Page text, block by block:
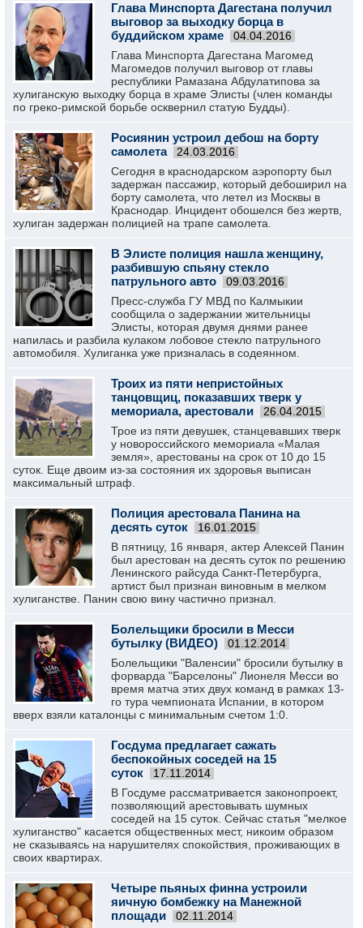
Глава Минспорта Дагестана получил
выговор за выходку борца в
буддийском храме
04.04.2016
Глава Минспорта Дагестана Магомед
Магомедов получил выговор от главы
республики Рамазана Абдулатипова за
хулиганскую выходку борца в храме Элисты (член команды
по греко-римской борьбе осквернил статую Будды).
Росиянин устроил дебош на борту
самолета
24.03.2016
Сегодня в краснодарском аэропорту был
задержан пассажир, который дебоширил на
борту самолета, что летел из Москвы в
Краснодар. Инцидент обошелся без жертв,
хулиган задержан полицией на трапе самолета.
В Элисте полиция нашла женщину,
разбившую спьяну стекло
патрульного авто
09.03.2016
Пресс-служба ГУ МВД по Калмыкии
сообщила о задержании жительницы
Элисты, которая двумя днями ранее
напилась и разбила кулаком лобовое стекло патрульного
автомобиля. Хулиганка уже призналась в содеянном.
Троих из пяти непристойных
танцовщиц, показавших тверк у
мемориала, арестовали
26.04.2015
Трое из пяти девушек, станцевавших тверк
у новороссийского мемориала «Малая
земля», арестованы на срок от 10 до 15
суток. Еще двоим из-за состояния их здоровья выписан
максимальный штраф.
Полиция арестовала Панина на
десять суток
16.01.2015
В пятницу, 16 января, актер Алексей Панин
был арестован на десять суток по решению
Ленинского райсуда Санкт-Петербурга,
артист был признан виновным в мелком
хулиганстве. Панин свою вину частично признал.
Болельщики бросили в Месси
бутылку (ВИДЕО)
01.12.2014
Болельщики "Валенсии" бросили бутылку в
форварда "Барселоны" Лионеля Месси во
время матча этих двух команд в рамках 13-
го тура чемпионата Испании, в котором
вверх взяли каталонцы с минимальным счетом 1:0.
Госдума предлагает сажать
беспокойных соседей на 15
суток
17.11.2014
В Госдуме рассматривается законопроект,
позволяющий арестовывать шумных
соседей на 15 суток. Сейчас статья "мелкое
хулиганство" касается общественных мест, никоим образом
не сказываясь на нарушителях спокойствия, проживающих в
своих квартирах.
Четыре пьяных финна устроили
яичную бомбежку на Манежной
площади
02.11.2014